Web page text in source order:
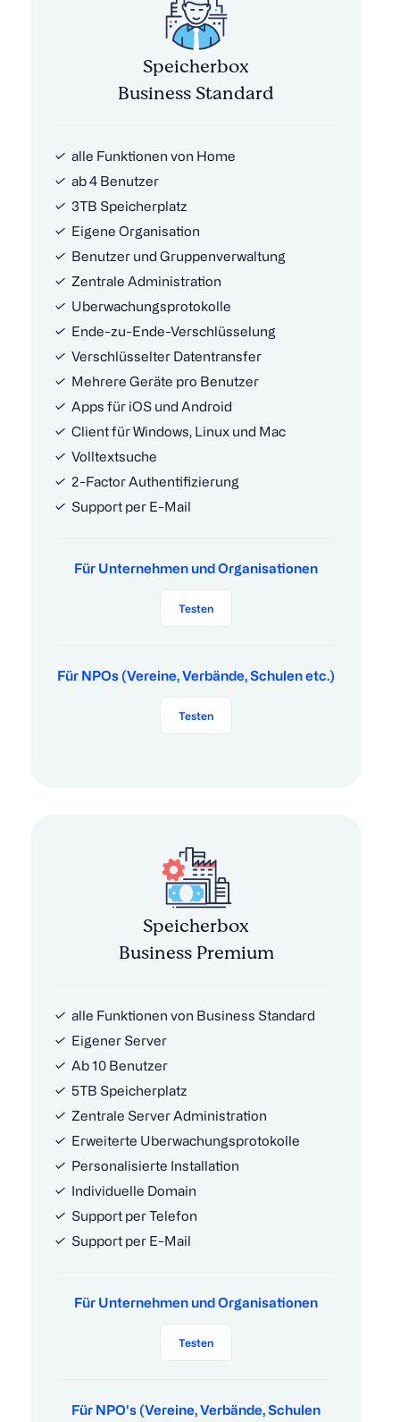
Speicherbox
Business Standard
alle Funktionen von Home
ab 4 Benutzer
3TB Speicherplatz
Eigene Organisation
Benutzer und Gruppenverwaltung
Zentrale Administration
Uberwachungsprotokolle
Ende-zu-Ende-Verschlüsselung
Verschlüsselter Datentransfer
Mehrere Geräte pro Benutzer
Apps für iOS und Android
Client für Windows, Linux und Mac
Volltextsuche
2-Factor Authentifizierung
Support per E-Mail
Für Unternehmen und Organisationen
Testen
Für NPOs (Vereine, Verbände, Schulen etc.)
Testen
Speicherbox
Business Premium
alle Funktionen von Business Standard
Eigener Server
Ab 10 Benutzer
5TB Speicherplatz
Zentrale Server Administration
Erweiterte Uberwachungsprotokolle
Personalisierte Installation
Individuelle Domain
Support per Telefon
Support per E-Mail
Für Unternehmen und Organisationen
Testen
Für NPO's (Vereine, Verbände, Schulen